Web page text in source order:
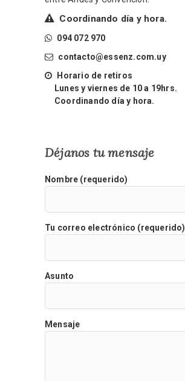
Coordinando día y hora.
094 072 970
contacto@essenz.com.uy
Horario de retiros
Lunes y viernes de 10 a 19hrs.
Coordinando día y hora.
Déjanos tu mensaje
Nombre (requerido)
Tu correo electrónico (requerido)
Asunto
Mensaje